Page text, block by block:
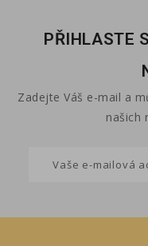
PŘIHLASTE
Zadejte Váš e-mail a
našich